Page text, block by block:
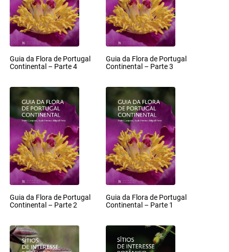
Guia da Flora de Portugal
Continental – Parte 4
Guia da Flora de Portugal
Continental – Parte 3
Guia da Flora de Portugal
Continental – Parte 2
Guia da Flora de Portugal
Continental – Parte 1